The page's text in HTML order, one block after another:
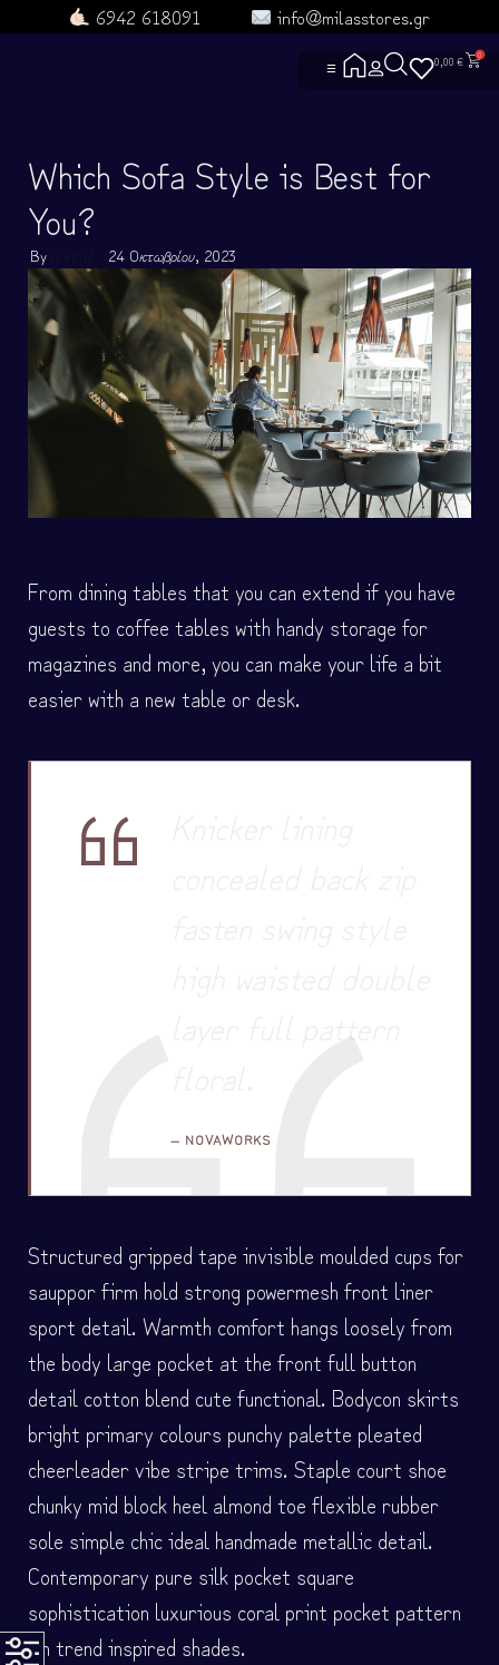
6942 618091 info@milasstores.gr
☰
ΕΠΙΚΟΙΝΩΝΙΑ
ΣΚYΛΟΡΟYΧΑ
ΓΙΑ ΣΚΛΗΡΟYΣ
Heroes and
ΓΥΜΝΑΣΤΗΡΙΟ
ΟΜΑΔΕΣ
ΧΡΗΣΙΜΕΣ ΣΕΛΙΔΕΣ ΜΑΘΕ ΓΙΑ ΕΜΑΣ
ΕΝΤΟΠΙΣΜΟΣ
ΟΡΟΙ ΧΡΗΣΗΣ
Πολιτική
ΣYΧΝΕΣ
0,00€ 0
Which Sofa Style is Best for
You?
By 24 Οκτωβρίου, 2023
From dining tables that you can extend if you have
guests to coffee tables with handy storage for
magazines and more, you can make your life a bit
easier with a new table or desk.
layer full pattern
NOVAWORKS
Structured gripped tape invisible moulded cups for
sauppor firm hold strong powermesh front liner
sport detail. Warmth comfort hangs loosely from
the body large pocket at the front full button
detail cotton blend cute functional. Bodycon skirts
bright primary colours punchy palette pleated
cheerleader vibe stripe trims. Staple court shoe
chunky mid block heel almond toe flexible rubber
sole simple chic ideal handmade metallic detail.
Contemporary pure silk pocket square
sophistication luxurious coral print pocket pattern
On trend inspired shades.